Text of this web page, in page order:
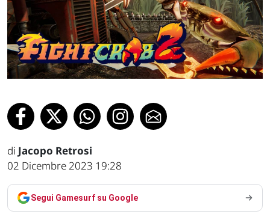
di Jacopo Retrosi
02 Dicembre 2023 19:28
Segui Gamesurf su Google